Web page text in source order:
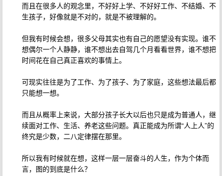
而且在很多人的观念里，不好好上学、不好好工作、不结婚、不
生孩子，好像就是不对的，就是不被理解的。
但我有时候会想，很多父母其实也有自己的愿望没有实现。谁不
想偶尔一个人静静，谁不想出去自驾几个月看看世界，谁不想把
时间花在自己真正喜欢的事情上。
可现实往往是为了工作、为了孩子、为了家庭，这些想法最后都
只能想一想。
而且从概率上来说，大部分孩子长大以后也只是成为普通人，继
续面对工作、生活、养老这些问题。真正能成为所谓“人上人”的
终究是少数，二八定律摆在那里。
所以我有时候就在想，这样一层一层奋斗的人生，作为个体而
言，图的到底是什么？